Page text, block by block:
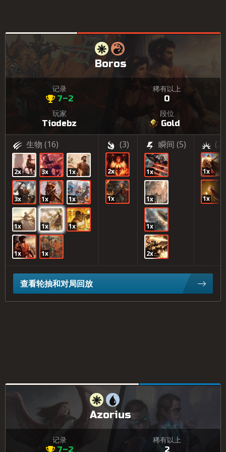
Boros
记录
7–2
稀有以上
0
玩家
Tiodebz
段位
Gold
生物 (16)
2x 3x 1x
3x 1x 1x
1x 1x 1x
1x 1x
(3)
2x
1x
瞬间 (5)
1x
1x
1x
2x
(2)
1x
1x
查看轮抽和对局回放
Azorius
记录
7–2
稀有以上
2